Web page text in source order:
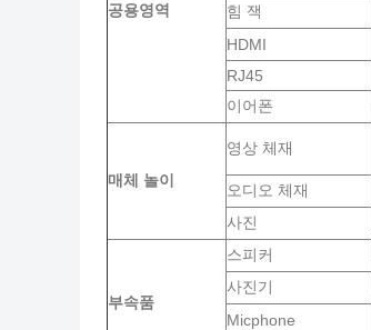
공용영역
힘 잭
HDMI
RJ45
이어폰
매체 놀이
영상 체재
오디오 체재
사진
부속품
스피커
사진기
Micphone